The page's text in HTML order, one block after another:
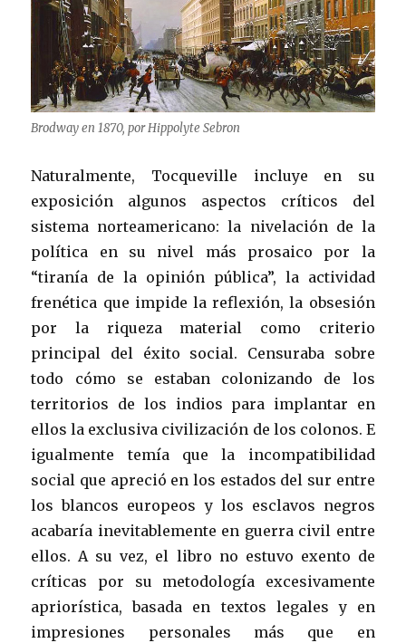
Brodway en 1870, por Hippolyte Sebron
Naturalmente, Tocqueville incluye en su
exposición algunos aspectos críticos del
sistema norteamericano: la nivelación de la
política en su nivel más prosaico por la
“tiranía de la opinión pública”, la actividad
frenética que impide la reflexión, la obsesión
por la riqueza material como criterio
principal del éxito social. Censuraba sobre
todo cómo se estaban colonizando de los
territorios de los indios para implantar en
ellos la exclusiva civilización de los colonos. E
igualmente temía que la incompatibilidad
social que apreció en los estados del sur entre
los blancos europeos y los esclavos negros
acabaría inevitablemente en guerra civil entre
ellos. A su vez, el libro no estuvo exento de
críticas por su metodología excesivamente
apriorística, basada en textos legales y en
impresiones personales más que en